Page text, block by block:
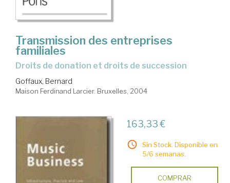
Transmission des entreprises
familiales
Droits de donation et droits de succession
Goffaux, Bernard
Maison Ferdinand Larcier. Bruxelles, 2004
163,33 €
Sin Stock. Disponible en
5/6 semanas.
COMPRAR